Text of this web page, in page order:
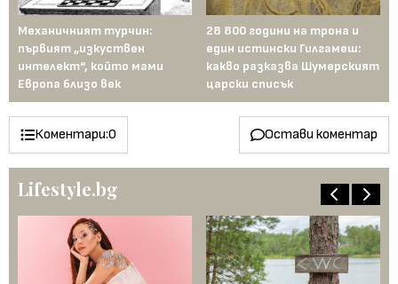
Механичният турчин:
първият „изкуствен
интелект“, който мами
Европа близо век
28 800 години на трона и
един истински Гилгамеш:
какво разказва Шумерският
царски списък
Коментари:0 Остави коментар
Lifestyle.bg